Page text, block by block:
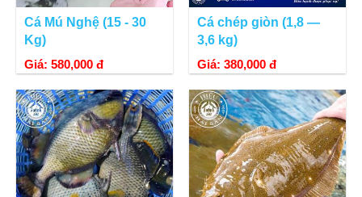
Cá Mú Nghệ (15 - 30
Kg)
Giá: 580,000 đ
Cá chép giòn (1,8 —
3,6 kg)
Giá: 380,000 đ